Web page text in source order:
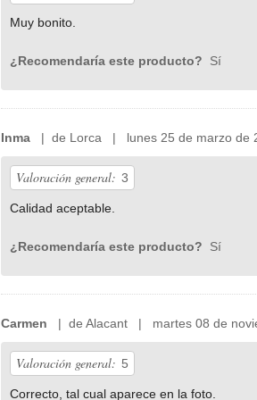
Muy bonito.
¿Recomendaría este producto? Sí
Inma | de Lorca | lunes 25 de marzo de
Valoración general: 3
Calidad aceptable.
¿Recomendaría este producto? Sí
Carmen | de Alacant | martes 08 de
Valoración general: 5
Correcto, tal cual aparece en la foto.